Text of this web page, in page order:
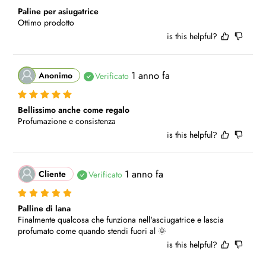
Paline per asiugatrice
Ottimo prodotto
is this helpful?
Anonimo Verificato 1 anno fa
Bellissimo anche come regalo
Profumazione e consistenza
is this helpful?
Cliente Verificato 1 anno fa
Palline di lana
Finalmente qualcosa che funziona nell'asciugatrice e lascia
profumato come quando stendi fuori al 🌞
is this helpful?